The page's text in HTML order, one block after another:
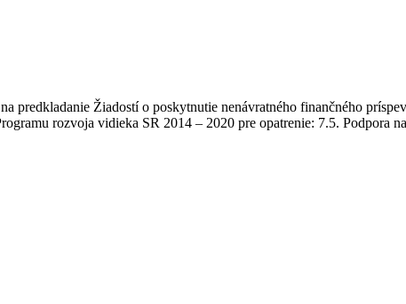
Žiadostí o poskytnutie nenávratného finančného
rozvoja vidieka SR 2014 – 2020 pre opatrenie: 7.5. Podpora